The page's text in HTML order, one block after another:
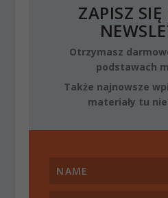
ZAPISZ
Otrzymasz
podstawach
Także najnowsze
materiały tu